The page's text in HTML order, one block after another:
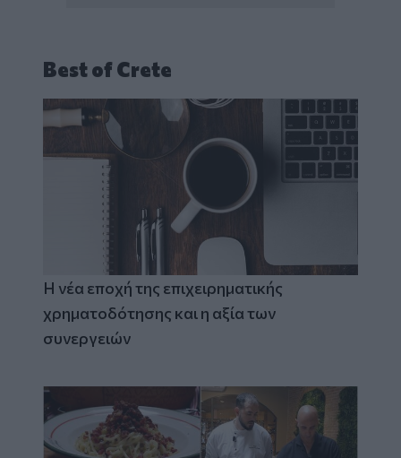
Best of Crete
Η νέα εποχή της επιχειρηματικής
χρηματοδότησης και η αξία των
συνεργειών